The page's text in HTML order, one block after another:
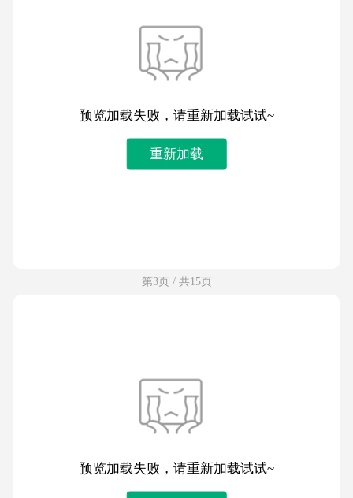
预览加载失败，请重新加载试试~
重新加载
第3页 / 共15页
预览加载失败，请重新加载试试~